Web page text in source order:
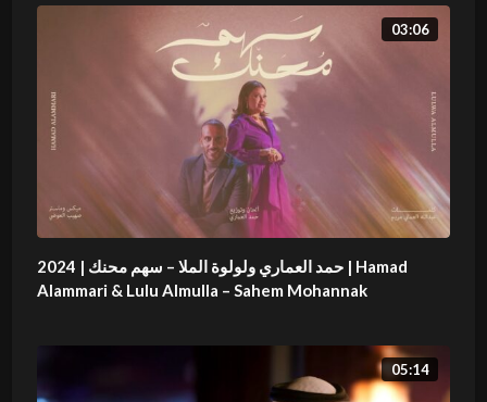
03:06
حمد العماري ولولوة الملا – سهم محنك | 2024 | Hamad
Alammari & Lulu Almulla – Sahem Mohannak
05:14